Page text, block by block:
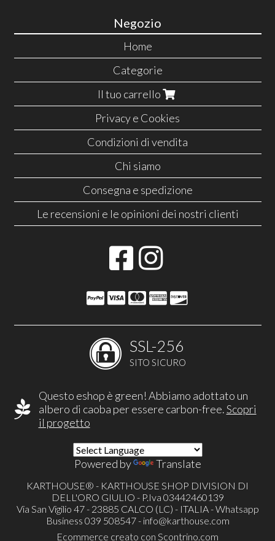
Negozio
Home
Categorie
Il tuo carrello
Privacy e Cookies
Condizioni di vendita
Chi siamo
Consegna e spedizione
Le recensioni e le opinioni dei nostri clienti
SSL-256
SITO SICURO
Questo eshop è green! Abbiamo adottato un
albero di caoba per essere carbon-free.Scopri
il progetto
Powered by Translate
KARTHOUSE® - KARTHOUSE SHOP DIVISION DI
DELL'ORO GIULIO - P.Iva 03442460139
Via San Vigilio 47 - 23885 CALCO (LC) - ITALIA - Whatsapp
Business 039 508547 - info@karthouse.com
Ecommerce creato con Scontrino.com